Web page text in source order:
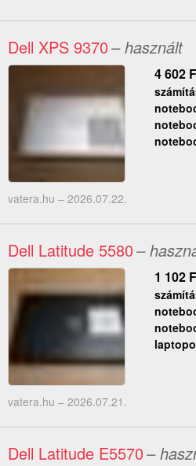
Dell XPS 9370– használt
4 602
vatera.hu – 2026.07.22.
Dell Latitude 5580–
1 102
vatera.hu – 2026.07.21.
Dell Latitude E5570–